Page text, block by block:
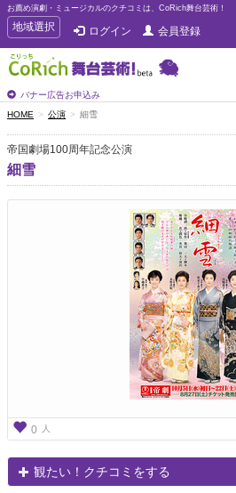
お薦め演劇・ミュージカルのクチコミは、CoRich舞台芸術！
T
o
g
g
e
n
a
v
i
g
地域選択 ログイン 会員登録
バナー広告お申込み
HOME 公演 細雪
帝国劇場100周年記念公演
細雪
0 人
観たい！クチコミをする